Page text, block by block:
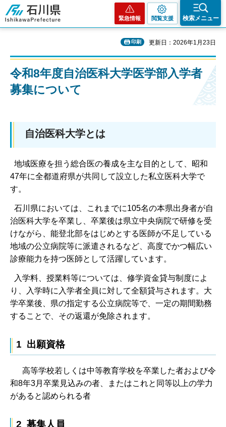
石川県
緊急情報 閲覧支援 検索メニュー
印刷 更新日：2026年1月23日
令和8年度自治医科大学医学部入学者
募集について
自治医科大学とは
地域医療を担う総合医の養成を主な目的として、昭和
47年に全都道府県が共同して設立した私立医科大学で
す。
石川県においては、これまでに105名の本県出身者が自
治医科大学を卒業し、卒業後は県立中央病院で研修を受
けながら、能登北部をはじめとする医師が不足している
地域の公立病院等に派遣されるなど、高度でかつ幅広い
診療能力を持つ医師として活躍しています。
入学料、授業料等については、修学資金貸与制度によ
り、入学時に入学者全員に対して全額貸与されます。大
学卒業後、県の指定する公立病院等で、一定の期間勤務
することで、その返還が免除されます。
1 出願資格
高等学校若しくは中等教育学校を卒業した者および令
和8年3月卒業見込みの者、またはこれと同等以上の学力
があると認められる者
2 募集人員